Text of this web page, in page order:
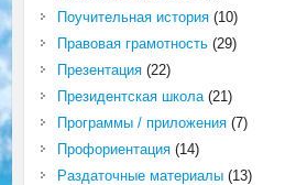
Поучительная история(10)
Правовая грамотность(29)
Презентация(22)
Президентская школа(21)
Программы / приложения(7)
Профориентация(14)
Раздаточные материалы(13)